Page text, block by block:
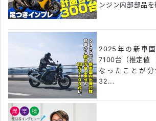
ンジン内部部品
2025年の新車
7100台（推定値
なったことが
32...